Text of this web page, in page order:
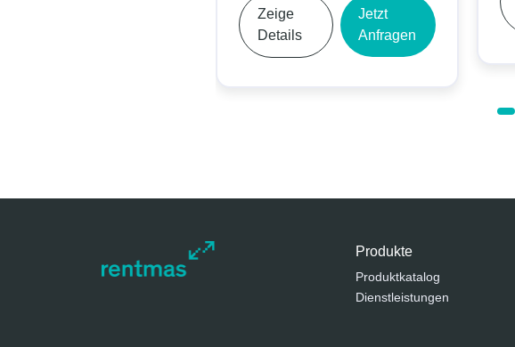
Zeige
Details
Jetzt
Anfragen
Produkte
Produktkatalog
Dienstleistungen